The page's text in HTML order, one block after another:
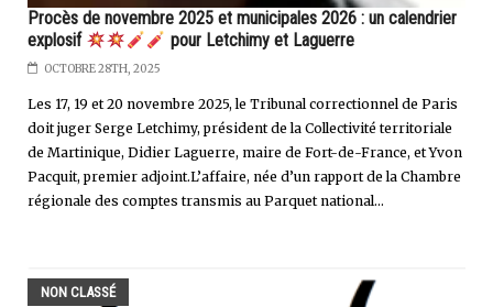
Procès de novembre 2025 et municipales 2026 : un calendrier
explosif
pour Letchimy et Laguerre
OCTOBRE 28TH, 2025
Les 17, 19 et 20 novembre 2025, le Tribunal correctionnel de Paris
doit juger Serge Letchimy, président de la Collectivité territoriale
de Martinique, Didier Laguerre, maire de Fort-de-France, et Yvon
Pacquit, premier adjoint.L’affaire, née d’un rapport de la Chambre
régionale des comptes transmis au Parquet national...
NON CLASSÉ